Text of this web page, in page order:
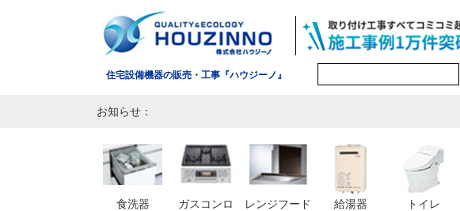
住宅設備機器の販売・工事『ハウジーノ』
お知らせ：
食洗器 ガスコンロ レンジフード 給湯器 トイレ